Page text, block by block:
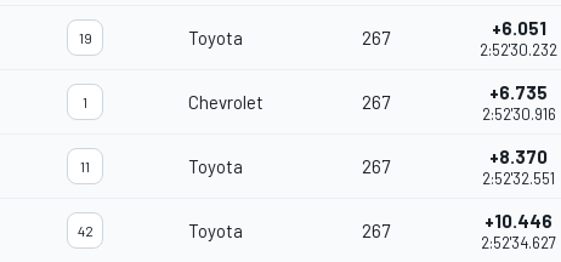
19 Toyota 267 +6.051
2:52'30.232
1 Chevrolet 267 +6.735
2:52'30.916
11 Toyota 267 +8.370
2:52'32.551
42 Toyota 267 +10.446
2:52'34.627